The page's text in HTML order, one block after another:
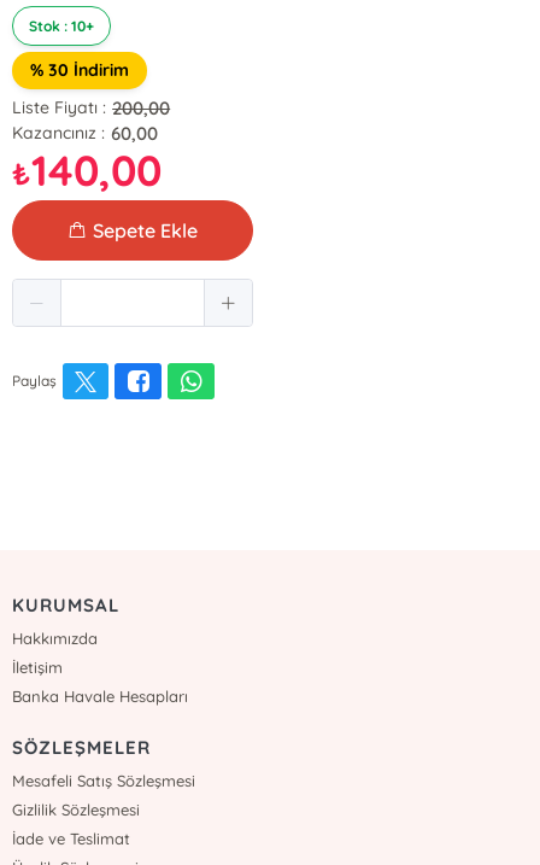
Stok : 10+
% 30 İndirim
Liste Fiyatı : 200,00
Kazancınız : 60,00
₺140,00
Sepete Ekle
Paylaş
KURUMSAL
Hakkımızda
İletişim
Banka Havale Hesapları
SÖZLEŞMELER
Mesafeli Satış Sözleşmesi
Gizlilik Sözleşmesi
İade ve Teslimat